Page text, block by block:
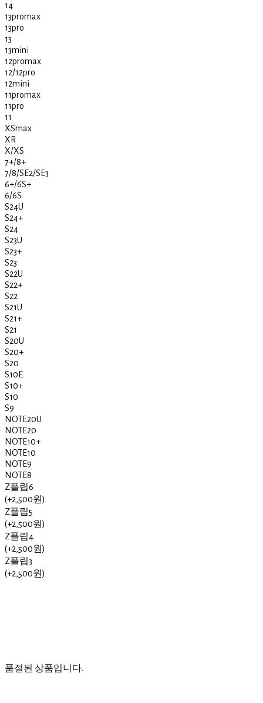
14
13promax
13pro
13
13mini
12promax
12/12pro
12mini
11promax
11pro
11
XSmax
XR
X/XS
7+/8+
7/8/SE2/SE3
6+/6S+
6/6S
S24U
S24+
S24
S23U
S23+
S23
S22U
S22+
S22
S21U
S21+
S21
S20U
S20+
S20
S10E
S10+
S10
S9
NOTE20U
NOTE20
NOTE10+
NOTE10
NOTE9
NOTE8
Z플립6
(+2,500원)
Z플립5
(+2,500원)
Z플립4
(+2,500원)
Z플립3
(+2,500원)
품절된 상품입니다.